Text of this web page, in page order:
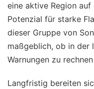
eine aktive Region
Potenzial für starke
dieser Gruppe von
maßgeblich, ob in der
Warnungen zu
Langfristig bereiten